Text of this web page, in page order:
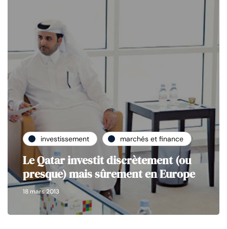
investissement marchés et finance
Le Qatar investit discrètement (ou
presque) mais sûrement en Europe
18 mars 2013